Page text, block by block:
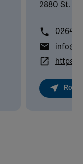
2880 St.
02641/
https://